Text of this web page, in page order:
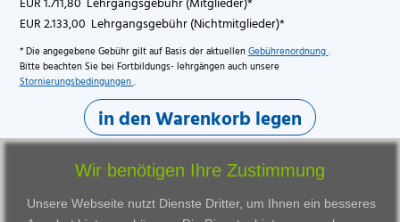
EUR 2.133,00 Lehrgangsgebühr (Nichtmitglieder)*
* Die angegebene Gebühr gilt auf Basis der aktuellenGebührenordnung.
Bitte beachten Sie bei Fortbildungs- lehrgängen auch unsere
Stornierungsbedingungen.
in den Warenkorb legen
Wir benötigen Ihre Zustimmung
Unsere Webseite nutzt Dienste Dritter, um Ihnen ein besseres